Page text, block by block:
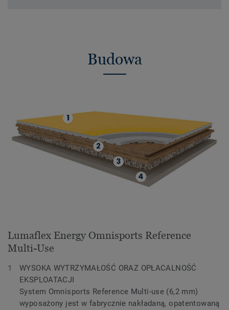
Budowa
Lumaflex Energy Omnisports Reference
Multi-Use
WYSOKA WYTRZYMAŁOŚĆ ORAZ OPŁACALNOŚĆ
EKSPLOATACJI
System Omnisports Reference Multi-use (6,2 mm)
wyposażony jest w fabrycznie nakładaną, opatentowaną